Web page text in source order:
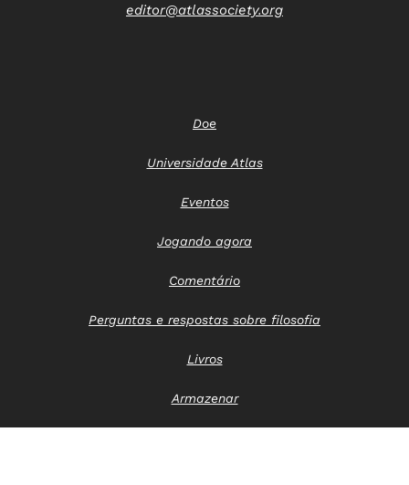
editor@atlassociety.org
Doe
Universidade Atlas
Eventos
Jogando agora
Comentário
Perguntas e respostas sobre filosofia
Livros
Armazenar